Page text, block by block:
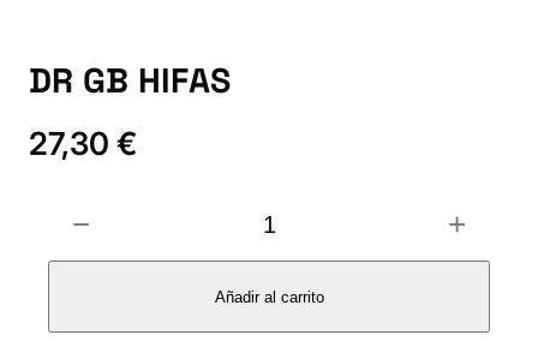
DR GB HIFAS
27,30 €
G
− +
Añadir al carrito